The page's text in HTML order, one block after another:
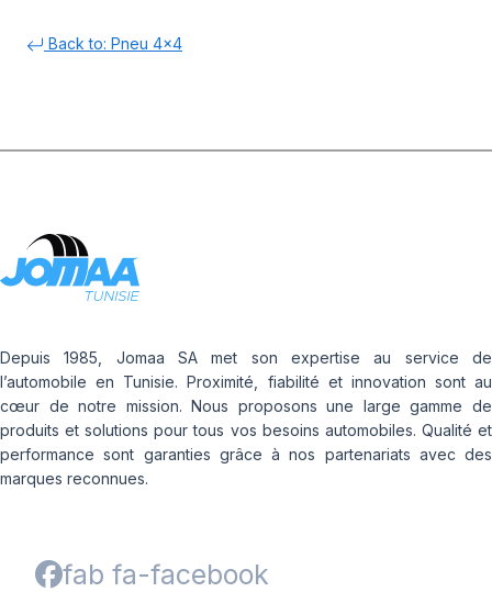
Back to: Pneu 4x4
Depuis 1985, Jomaa SA met son expertise au service de
l’automobile en Tunisie. Proximité, fiabilité et innovation sont au
cœur de notre mission. Nous proposons une large gamme de
produits et solutions pour tous vos besoins automobiles. Qualité et
performance sont garanties grâce à nos partenariats avec des
marques reconnues.
fab fa-facebook